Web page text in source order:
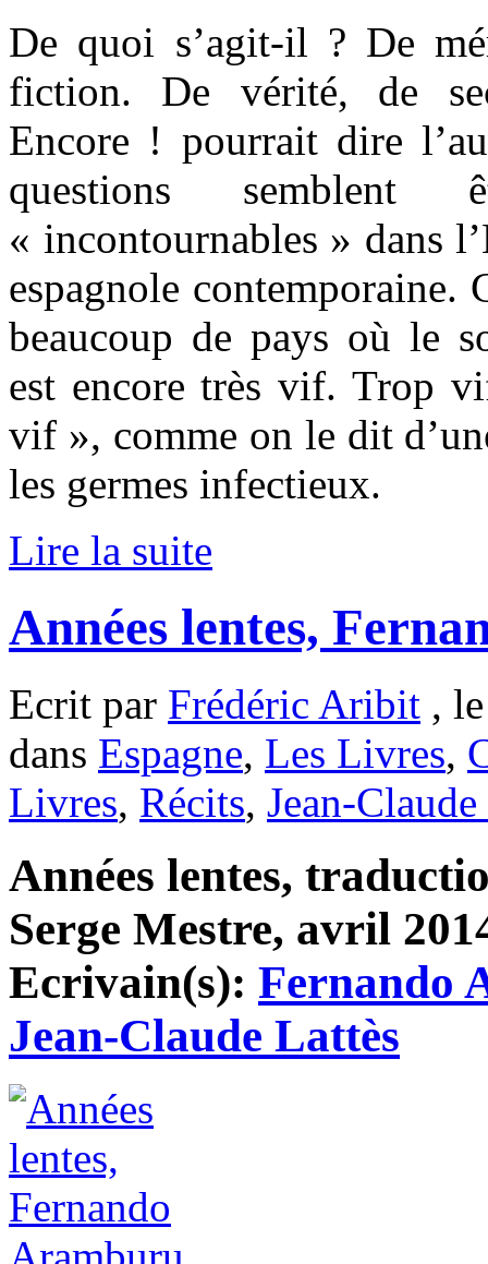
De quoi s’agit-il ? De
fiction. De vérité, de
Encore ! pourrait dire
questions semblent
« incontournables » dans
espagnole contemporaine.
beaucoup de pays où le
est encore très vif. Trop
vif », comme on le dit
les germes infectieux.
Lire la suite
Années lentes,
Ecrit par Frédéric Aribit ,
dans Espagne, Les Livres,
Livres, Récits, Jean-
Années lentes,
Serge Mestre, avril
Ecrivain(s): Fernando
Jean-Claude Lattès